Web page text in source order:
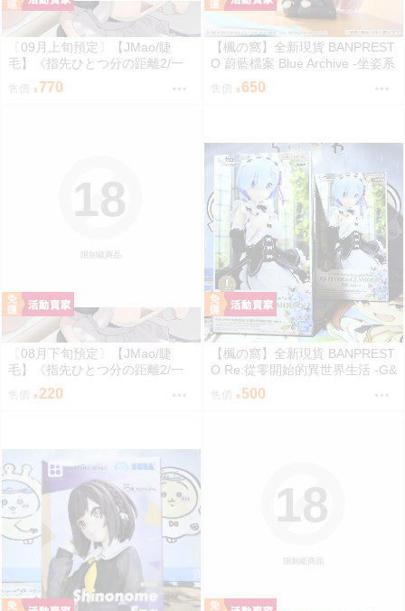
〔09月上旬預定〕【JMao/睫
毛】《指先ひとつ分の距離2/一
個指尖的距離2》多規格套組&單
品⬢黑市兔－睫毛貓舍 (parody:
售價 770
【楓の窩】全新現貨 BANPREST
O 蔚藍檔案 Blue Archive -坐姿系
列- 星奈【日版】
售價 650
限制級商品
18
〔08月下旬預定〕【JMao/睫
毛】《指先ひとつ分の距離2/一
個指尖的距離2》B5/26P黑白內
頁/繁體中文/無修正⬢黑市兔－睫
カ 鬼方カヨコ 鬼方佳世子) FF47
售價 220
【楓の窩】全新現貨 BANPREST
O Re:從零開始的異世界生活 -G&
G- 雷姆 女僕ver.【日版】
售價 500
限制級商品
18